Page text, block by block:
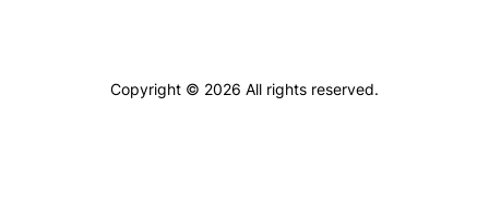
Copyright © 2026 All rights reserved.